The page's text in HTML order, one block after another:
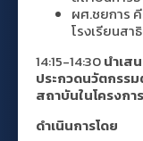
ผศ.ชยการ
โรงเรียนส
14:15-14:30นำเส
ประกวดนวัตกรร
สถาบันในโครงกา
ดำเนินการโดย